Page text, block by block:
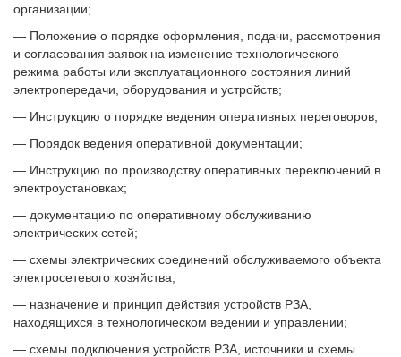
организации;
— Положение о порядке оформления, подачи, рассмотрения
и согласования заявок на изменение технологического
режима работы или эксплуатационного состояния линий
электропередачи, оборудования и устройств;
— Инструкцию о порядке ведения оперативных переговоров;
— Порядок ведения оперативной документации;
— Инструкцию по производству оперативных переключений в
электроустановках;
— документацию по оперативному обслуживанию
электрических сетей;
— схемы электрических соединений обслуживаемого объекта
электросетевого хозяйства;
— назначение и принцип действия устройств РЗА,
находящихся в технологическом ведении и управлении;
— схемы подключения устройств РЗА, источники и схемы